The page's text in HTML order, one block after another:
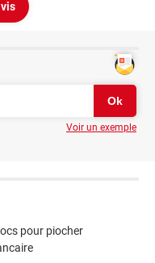
Voir un exemple
pour piocher